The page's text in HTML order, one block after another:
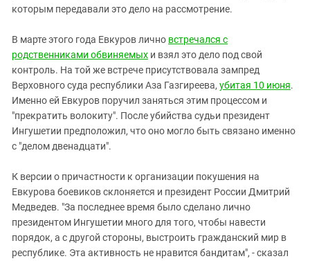
которым передавали это дело на рассмотрение.
В марте этого года Евкуров лично встречался с
родственниками обвиняемых и взял это дело под свой
контроль. На той же встрече присутствовала зампред
Верховного суда республики Аза Газгиреева, убитая 10 июня.
Именно ей Евкуров поручил заняться этим процессом и
"прекратить волокиту". После убийства судьи президент
Ингушетии предположил, что оно могло быть связано именно
с "делом двенадцати".
К версии о причастности к организации покушения на
Евкурова боевиков склоняется и президент России Дмитрий
Медведев. "За последнее время было сделано лично
президентом Ингушетии много для того, чтобы навести
порядок, а с другой стороны, выстроить гражданский мир в
республике. Эта активность не нравится бандитам", - сказал